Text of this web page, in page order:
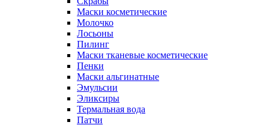
Маски косметические
Молочко
Лосьоны
Пилинг
Маски тканевые косметические
Пенки
Маски альгинатные
Эмульсии
Эликсиры
Термальная вода
Патчи